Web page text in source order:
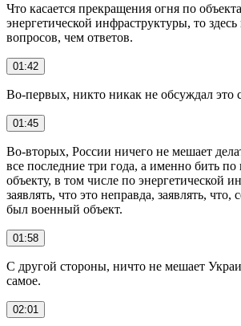
Что касается прекращения огня по
энергетической инфраструктуры, то
вопросов, чем ответов.
01:42
Во-первых, никто никак не обсуждал это
01:45
Во-вторых, России ничего не мешает
все последние три года, а именно бить по
объекту, в том числе по энергетической
заявлять, что это неправда, заявлять, что,
был военный объект.
01:58
С другой стороны, ничто не мешает
самое.
02:01